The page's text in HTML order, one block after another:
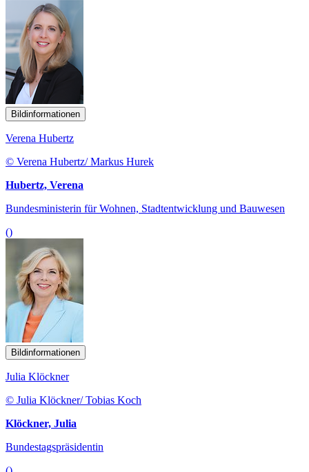
Bildinformationen
Verena Hubertz
© Verena Hubertz/ Markus Hurek
Hubertz, Verena
Bundesministerin für Wohnen, Stadtentwicklung und Bauwesen
()
Bildinformationen
Julia Klöckner
© Julia Klöckner/ Tobias Koch
Klöckner, Julia
Bundestagspräsidentin